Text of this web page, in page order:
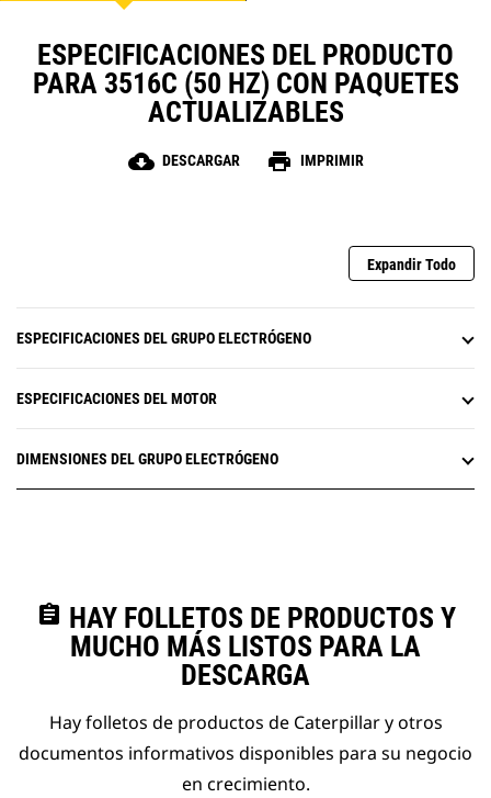
ESPECIFICACIONES DEL PRODUCTO
PARA 3516C (50 HZ) CON PAQUETES
ACTUALIZABLES
cloud_download DESCARGAR print IMPRIMIR
Expandir Todo
ESPECIFICACIONES DEL GRUPO ELECTRÓGENO
ESPECIFICACIONES DEL MOTOR
DIMENSIONES DEL GRUPO ELECTRÓGENO
assignment HAY FOLLETOS DE PRODUCTOS Y
MUCHO MÁS LISTOS PARA LA
DESCARGA
Hay folletos de productos de Caterpillar y otros
documentos informativos disponibles para su negocio
en crecimiento.